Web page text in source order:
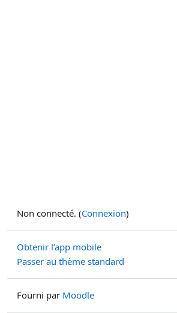
Non connecté. (Connexion)
Obtenir l’app mobile
Passer au thème standard
Fourni par Moodle